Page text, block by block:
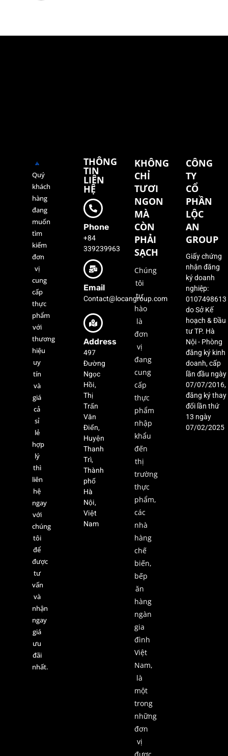
Quý
khách
hàng
đang
muốn
tìm
kiếm
đơn
vị
cung
cấp
thực
phẩm
với
thương
hiệu
uy
tín
và
giá
cả
sỉ
lẻ
hợp
lý
thì
liên
hệ
ngay
với
chúng
tôi
để
được
tư
vấn
và
nhận
ngay
giá
ưu
đãi
nhất.
THÔNG
TIN
LIÊN
HỆ
Phone
+84
339239963
Email
Contact@locangroup.com
Address
497
Đường
Ngọc
Hồi,
Thị
Trấn
Văn
Điển,
Huyện
Thanh
Trì,
Thành
phố
Hà
Nội,
Việt
Nam
KHÔNG
CHỈ
TƯƠI
NGON
MÀ
CÒN
PHẢI
SẠCH
Chúng
tôi
tự
hào
là
đơn
vị
đang
cung
cấp
thực
phẩm
nhập
khẩu
đến
thị
trường
thực
phẩm,
các
nhà
hàng
chế
biến,
bếp
ăn
hàng
ngàn
gia
đình
Việt
Nam,
là
một
trong
những
đơn
vị
được
CÔNG
TY
CỔ
PHẦN
LỘC
AN
GROUP
Giấy chứng
nhận đăng
ký doanh
nghiệp:
0107498613
do Sở Kế
hoạch & Đầu
tư TP. Hà
Nội - Phòng
đăng ký kinh
doanh, cấp
lần đầu ngày
07/07/2016,
đăng ký thay
đổi lần thứ
13 ngày
07/02/2025